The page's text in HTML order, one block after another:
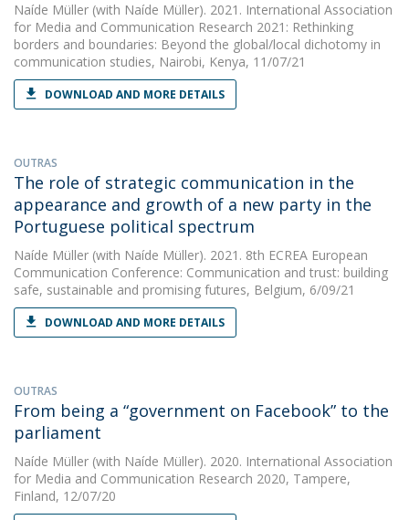
Naíde Müller (with Naíde Müller). 2021. International Association
for Media and Communication Research 2021: Rethinking
borders and boundaries: Beyond the global/local dichotomy in
communication studies, Nairobi, Kenya, 11/07/21
DOWNLOAD AND MORE DETAILS
OUTRAS
The role of strategic communication in the
appearance and growth of a new party in the
Portuguese political spectrum
Naíde Müller (with Naíde Müller). 2021. 8th ECREA European
Communication Conference: Communication and trust: building
safe, sustainable and promising futures, Belgium, 6/09/21
DOWNLOAD AND MORE DETAILS
OUTRAS
From being a “government on Facebook” to the
parliament
Naíde Müller (with Naíde Müller). 2020. International Association
for Media and Communication Research 2020, Tampere,
Finland, 12/07/20